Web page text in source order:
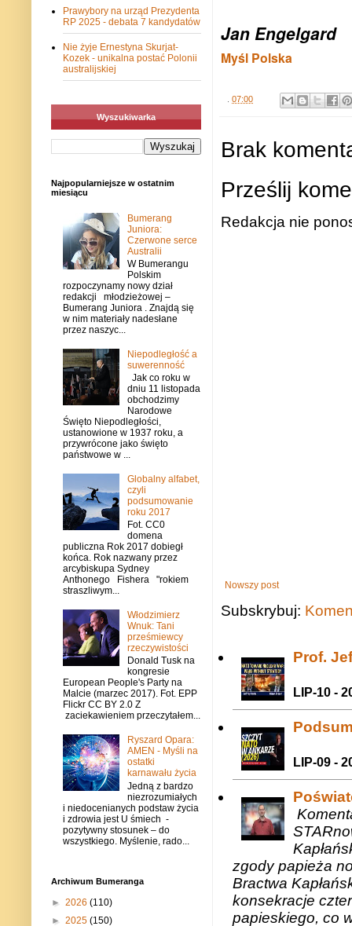
Jan Engelgard
Myśl Polska
. 07:00
Brak
Prześlij
Redakcja nie
Nowszy post
Subskrybuj:
Prof.
LIP-10 -
LIP-09 -
zgody papieża
Bractwa
konsekracje
papieskiego, co
Prawybory na urząd Prezydenta
RP 2025 - debata 7 kandydatów
Nie żyje Ernestyna Skurjat-
Kozek - unikalna postać Polonii
australijskiej
Wyszukiwarka
Najpopularniejsze w ostatnim
miesiącu
Bumerang
Juniora:
Czerwone serce
Australii
W Bumerangu
Polskim
rozpoczynamy nowy dział
redakcji młodzieżowej –
Bumerang Juniora . Znajdą się
w nim materiały nadesłane
przez naszyc...
Niepodległość a
suwerenność
Jak co roku w
dniu 11 listopada
obchodzimy
Narodowe
Święto Niepodległości,
ustanowione w 1937 roku, a
przywrócone jako święto
państwowe w ...
Globalny alfabet,
czyli
podsumowanie
roku 2017
Fot. CC0
domena
publiczna Rok 2017 dobiegł
końca. Rok nazwany przez
arcybiskupa Sydney
Anthonego Fishera "rokiem
straszliwym...
Włodzimierz
Wnuk: Tani
prześmiewcy
rzeczywistości
Donald Tusk na
kongresie
European People's Party na
Malcie (marzec 2017). Fot. EPP
Flickr CC BY 2.0 Z
zaciekawieniem przeczytałem...
Ryszard Opara:
AMEN - Myśli na
ostatki
karnawału życia
Jedną z bardzo
niezrozumiałych
i niedocenianych podstaw życia
i zdrowia jest U śmiech -
pozytywny stosunek – do
wszystkiego. Myślenie, rado...
Archiwum Bumeranga
► 2026 (110)
► 2025 (150)